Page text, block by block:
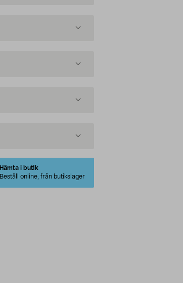
Hämta i butik
Beställ online, från butikslager